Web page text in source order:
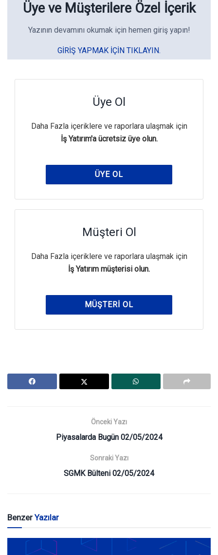
Üye ve Müşterilere Özel İçerik
Yazının devamını okumak için hemen giriş yapın!
GIRIŞ YAPMAK IÇIN TIKLAYIN.
Üye Ol
Daha Fazla içeriklere ve raporlara ulaşmak için
İş Yatırım'a ücretsiz üye olun.
ÜYE OL
Müşteri Ol
Daha Fazla içeriklere ve raporlara ulaşmak için
İş Yatırım müşterisi olun.
MÜŞTERI OL
Önceki Yazı
Piyasalarda Bugün 02/05/2024
Sonraki Yazı
SGMK Bülteni 02/05/2024
BenzerYazılar